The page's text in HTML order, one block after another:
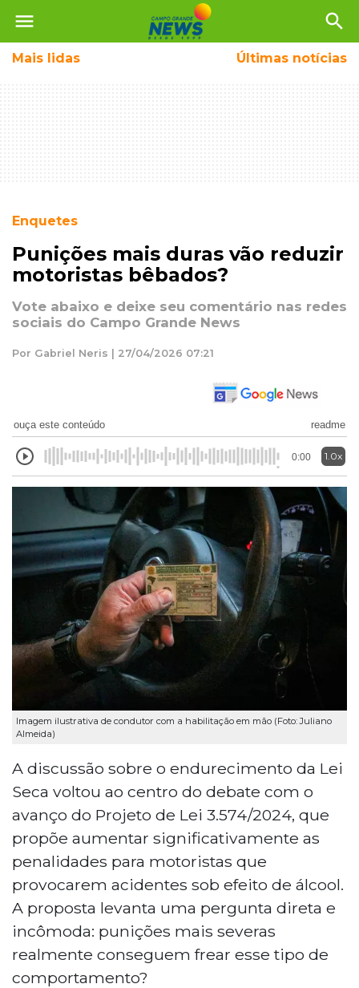
menu search
Mais lidas Últimas notícias
Enquetes
Punições mais duras vão reduzir
motoristas bêbados?
Vote abaixo e deixe seu comentário nas redes
sociais do Campo Grande News
Por Gabriel Neris | 27/04/2026 07:21
ouça este conteúdo readme
0:00 1.0x
Imagem ilustrativa de condutor com a habilitação em mão (Foto: Juliano
Almeida)
A discussão sobre o endurecimento da Lei
Seca voltou ao centro do debate com o
avanço do Projeto de Lei 3.574/2024, que
propõe aumentar significativamente as
penalidades para motoristas que
provocarem acidentes sob efeito de álcool.
A proposta levanta uma pergunta direta e
incômoda: punições mais severas
realmente conseguem frear esse tipo de
comportamento?